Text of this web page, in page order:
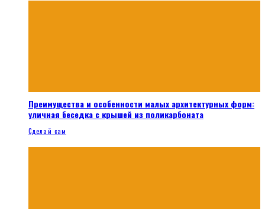
Преимущества и особенности малых архитектурных форм:
уличная беседка с крышей из поликарбоната
Сделай сам